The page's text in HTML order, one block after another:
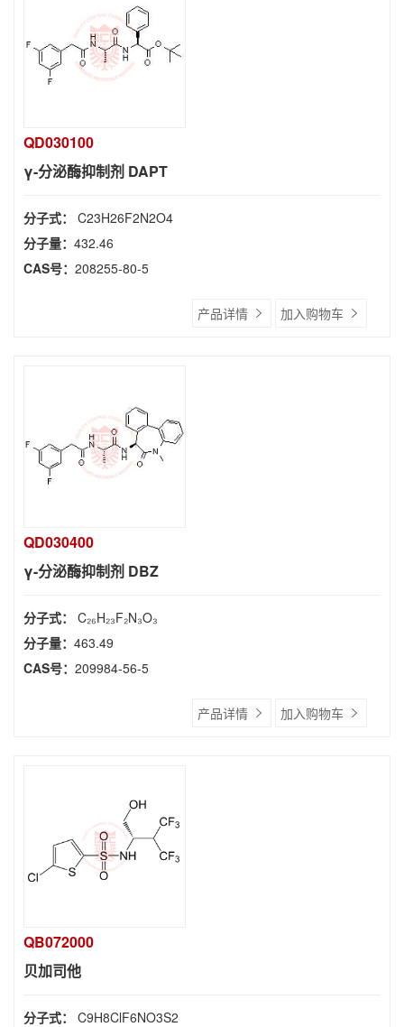
QD030100
γ-分泌酶抑制剂 DAPT
分子式： C23H26F2N2O4
分子量： 432.46
CAS号： 208255-80-5
产品详情 加入购物车
QD030400
γ-分泌酶抑制剂 DBZ
分子式： C₂₆H₂₃F₂N₃O₃
分子量： 463.49
CAS号： 209984-56-5
产品详情 加入购物车
QB072000
贝加司他
分子式： C9H8ClF6NO3S2